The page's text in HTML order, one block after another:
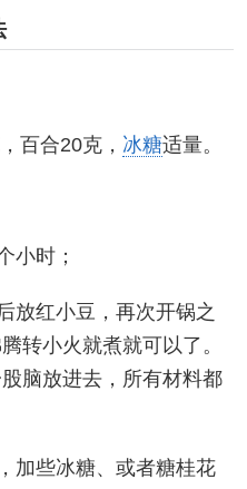
百合20克， 冰糖适量。
小时；
放红小豆，再次开锅之
转小火就煮就可以了。
脑放进去，所有材料都
加些冰糖、或者糖桂花